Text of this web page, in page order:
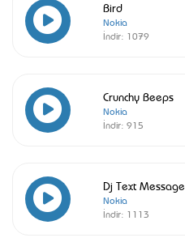
Bird
Nokia
İndir: 1079
Crunchy Beeps
Nokia
İndir: 915
Dj Text Message
Nokia
İndir: 1113